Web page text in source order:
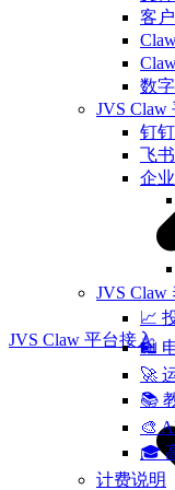
客
数
JVS Claw
钉
飞
企
JVS Claw
📈
🛍️
🚀
📚
🎨
🎓
计费说明
JVS Claw 平台接入